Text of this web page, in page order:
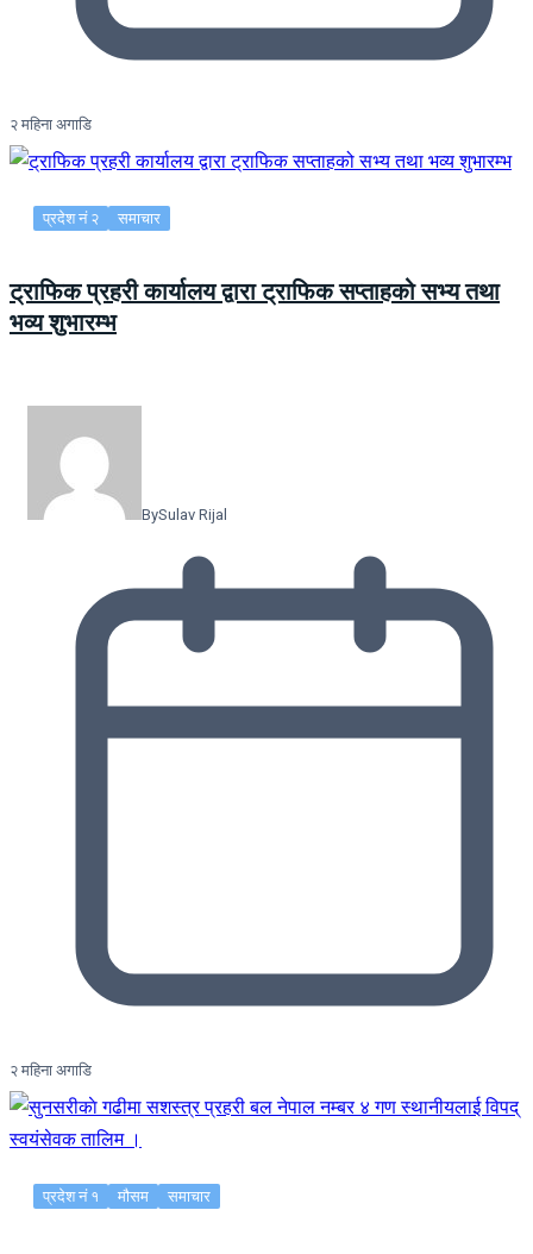
२ महिना अगाडि
प्रदेश नं २ समाचार
ट्राफिक प्रहरी कार्यालय द्वारा ट्राफिक सप्ताहको सभ्य तथा
भव्य शुभारम्भ
BySulav Rijal
२ महिना अगाडि
प्रदेश नं १ मौसम समाचार